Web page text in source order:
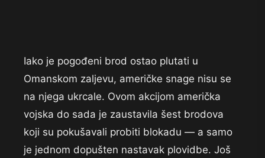
Iako je pogođeni brod ostao plutati u
Omanskom zaljevu, američke snage nisu se
na njega ukrcale. Ovom akcijom američka
vojska do sada je zaustavila šest brodova
koji su pokušavali probiti blokadu — a samo
je jednom dopušten nastavak plovidbe. Još